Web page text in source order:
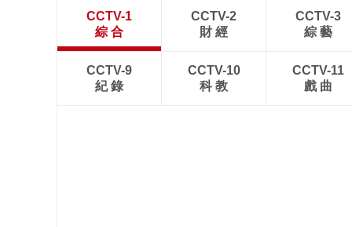
CCTV-1
綜 合
CCTV-2
財 經
CCTV-3
綜 藝
CCTV-9
紀 錄
CCTV-10
科 教
CCTV-11
戲 曲